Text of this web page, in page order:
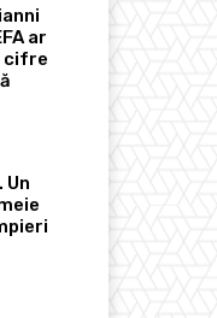
ar
cifre
Un